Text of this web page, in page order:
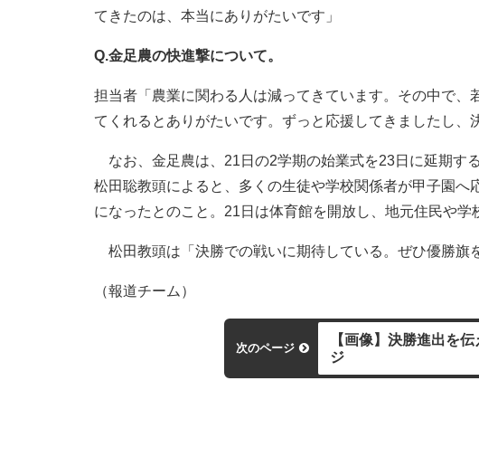
てきたのは、本当にありがたいです」
Q.金足農の快進撃について。
担当者「農業に関わる人は減ってきています。その中で、
てくれるとありがたいです。ずっと応援してきましたし、
なお、金足農は、21日の2学期の始業式を23日に延期す
松田聡教頭によると、多くの生徒や学校関係者が甲子園
になったとのこと。21日は体育館を開放し、地元住民や学
松田教頭は「決勝での戦いに期待している。ぜひ優勝旗
（報道チーム）
次のページ
【画像】決勝進出を
ジ